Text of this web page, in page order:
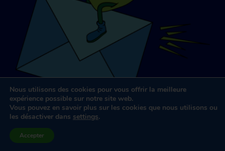
Associés
Nous utilisons des cookies pour vous offrir la meilleure
expérience possible sur notre site web.
Vous pouvez en savoir plus sur les cookies que nous utilisons ou
les désactiver dans settings.
Accepter